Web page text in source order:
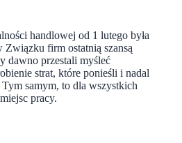
handlowej od 1 lutego była
firm ostatnią szansą
dawno przestali myśleć
strat, które ponieśli i nadal
samym, to dla wszystkich
pracy.